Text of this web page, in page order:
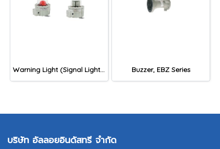
Warning Light (Signal Light), DLF1-BN, DLF1-OB, DLF1-WN Series Buzzer, EBZ Series
บริษัท อัลลอยอินดัสทรี จำกัด